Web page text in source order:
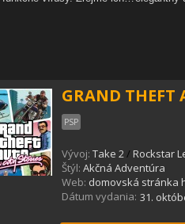
GRAND THEFT
PSP
Vývoj: Take 2/ Rockstar
Štýl: Akčná Adventúra
Web: domovská stránka
Dátum vydania: 31.